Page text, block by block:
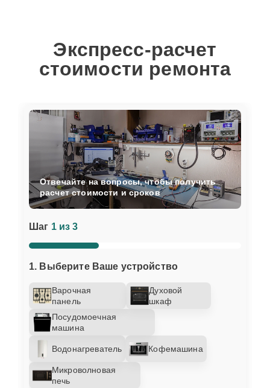
Экспресс-расчет
стоимости ремонта
Шаг 1 из 3
1. Выберите Ваше устройство
Варочная
панель
Духовой
шкаф
Посудомоечная
машина
Водонагреватель Кофемашина
Микроволновая
печь
Отвечайте на вопросы, чтобы получить
расчет стоимости и сроков